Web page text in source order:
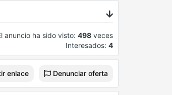
anuncio ha sido visto: 498 veces
Interesados: 4
enlace Denunciar oferta